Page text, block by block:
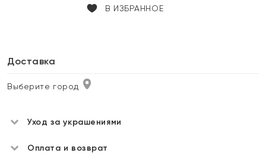
В ИЗБРАННОЕ
Доставка
Выберите город
Уход за украшениями
Оплата и возврат